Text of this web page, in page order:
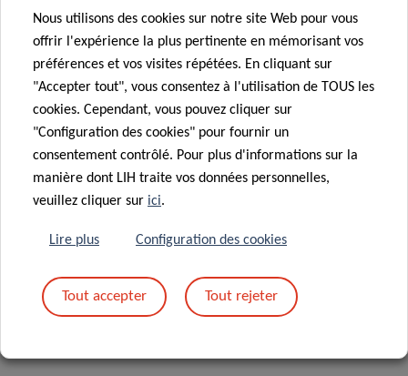
Message*
En envoyant votre message, vous acceptez
politique de confidentialité du LIH.
Nous utilisons des cookies sur notre site Web pour vous
offrir l'expérience la plus pertinente en mémorisant vos
préférences et vos visites répétées. En cliquant sur
"Accepter tout", vous consentez à l'utilisation de TOUS les
cookies. Cependant, vous pouvez cliquer sur
"Configuration des cookies" pour fournir un
consentement contrôlé. Pour plus d'informations sur la
manière dont LIH traite vos données personnelles,
veuillez cliquer sur ici.
Lire plus Configuration des cookies
Tout accepter Tout rejeter